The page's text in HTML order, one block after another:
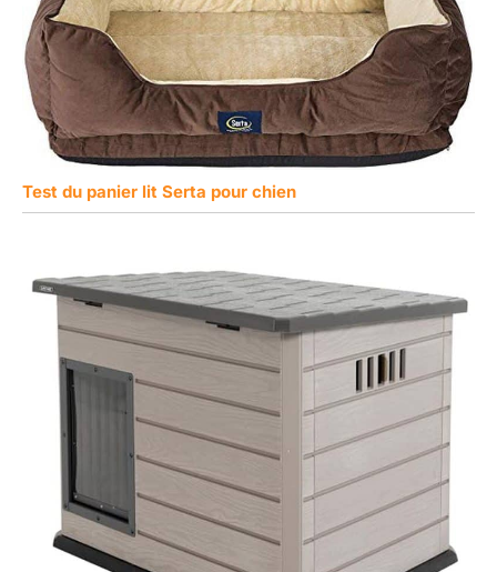
Test du panier lit Serta pour chien